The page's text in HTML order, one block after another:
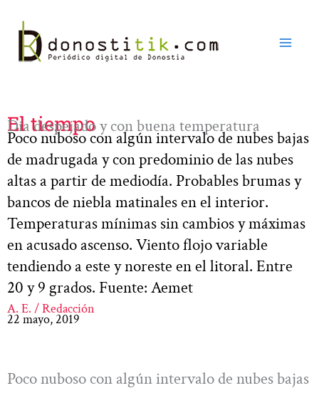
contenido
El tiempo
Día despejado y con buena temperatura
Poco nuboso con algún intervalo de nubes bajas
de madrugada y con predominio de las nubes
altas a partir de mediodía. Probables brumas y
bancos de niebla matinales en el interior.
Temperaturas mínimas sin cambios y máximas
en acusado ascenso. Viento flojo variable
tendiendo a este y noreste en el litoral. Entre
20 y 9 grados. Fuente: Aemet
A. E. / Redacción
22 mayo, 2019
Poco nuboso con algún intervalo de nubes bajas